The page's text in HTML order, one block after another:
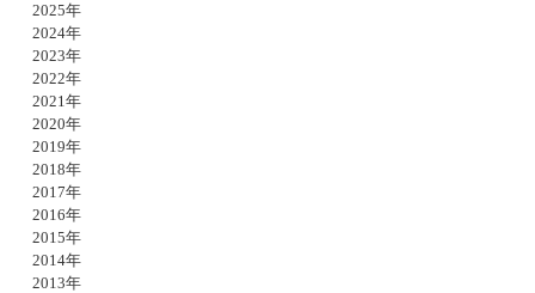
2025年
2024年
2023年
2022年
2021年
2020年
2019年
2018年
2017年
2016年
2015年
2014年
2013年